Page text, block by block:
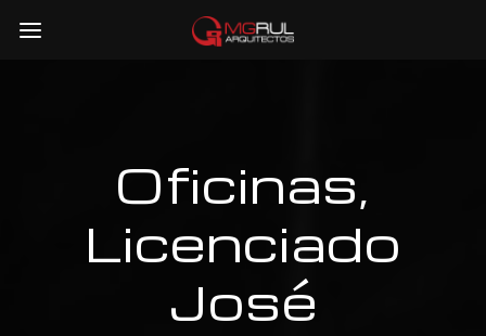
Oficinas,
Licenciado
José